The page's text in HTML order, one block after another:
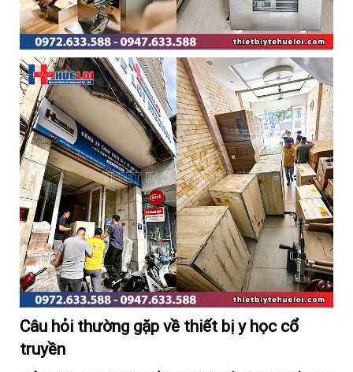
Câu hỏi thường gặp về thiết bị y học cổ
truyền